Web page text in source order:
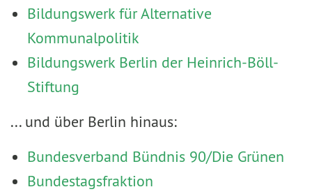
Bildungswerk für Alternative
Kommunalpolitik
Bildungswerk Berlin der Heinrich-Böll-
Stiftung
... und über Berlin hinaus:
Bundesverband Bündnis 90/Die Grünen
Bundestagsfraktion